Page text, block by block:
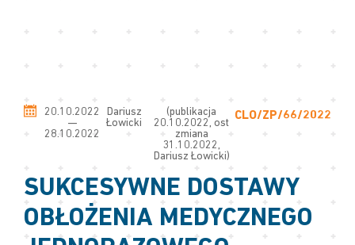
20.10.2022
—
28.10.2022
Dariusz
Łowicki
(publikacja
20.10.2022, ost
zmiana
31.10.2022,
Dariusz Łowicki)
CLO/ZP/66/2022
SUKCESYWNE DOSTAWY
OBŁOŻENIA MEDYCZNEGO